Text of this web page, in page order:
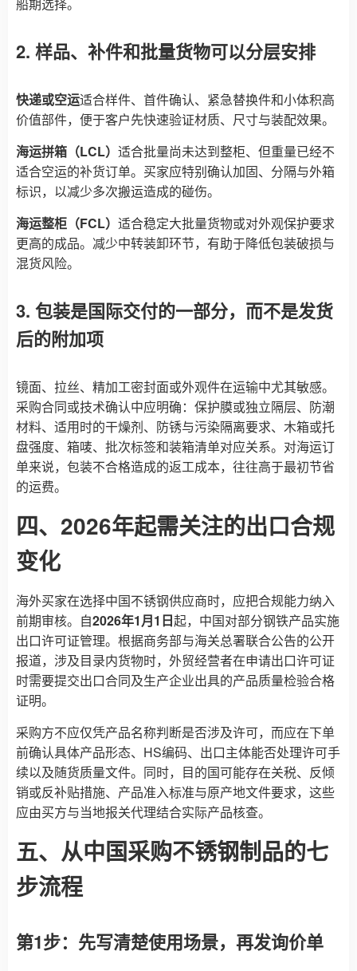
2. 样品、补件和批量货物可以分层安排
快递或空运适合样件、首件确认、紧急替换件和小体积高
价值部件，便于客户先快速验证材质、尺寸与装配效果。
海运拼箱（LCL） 适合批量尚未达到整柜、但重量已经不
适合空运的补货订单。买家应特别确认加固、分隔与外箱
标识，以减少多次搬运造成的碰伤。
海运整柜（FCL） 适合稳定大批量货物或对外观保护要求
更高的成品。减少中转装卸环节，有助于降低包装破损与
混货风险。
3. 包装是国际交付的一部分，而不是发货
后的附加项
镜面、拉丝、精加工密封面或外观件在运输中尤其敏感。
采购合同或技术确认中应明确：保护膜或独立隔层、防潮
材料、适用时的干燥剂、防锈与污染隔离要求、木箱或托
盘强度、箱唛、批次标签和装箱清单对应关系。对海运订
单来说，包装不合格造成的返工成本，往往高于最初节省
的运费。
四、2026年起需关注的出口合规
变化
海外买家在选择中国不锈钢供应商时，应把合规能力纳入
前期审核。自2026年1月1日起，中国对部分钢铁产品实施
出口许可证管理。根据商务部与海关总署联合公告的公开
报道，涉及目录内货物时，外贸经营者在申请出口许可证
时需要提交出口合同及生产企业出具的产品质量检验合格
证明。
采购方不应仅凭产品名称判断是否涉及许可，而应在下单
前确认具体产品形态、HS编码、出口主体能否处理许可手
续以及随货质量文件。同时，目的国可能存在关税、反倾
销或反补贴措施、产品准入标准与原产地文件要求，这些
应由买方与当地报关代理结合实际产品核查。
五、从中国采购不锈钢制品的七
步流程
第1步：先写清楚使用场景，再发询价单